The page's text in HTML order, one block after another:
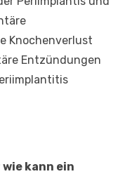
Knochenverlust
Entzündungen
kann ein